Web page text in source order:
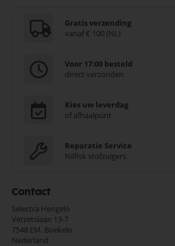
Gratis verzending
vanaf € 100 (NL)
Voor 17:00 besteld
direct verzonden
Kies uw leverdag
of afhaalpunt
Reparatie Service
Nilfisk stofzuigers
Contact
Selectra Hengelo
Verzetslaan 13-7
7548 EM, Boekelo
Nederland